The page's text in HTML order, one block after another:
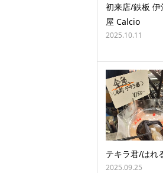
初来店/鉄板 伊
屋 Calcio
2025.10.11
テキラ君/はれ
2025.09.25